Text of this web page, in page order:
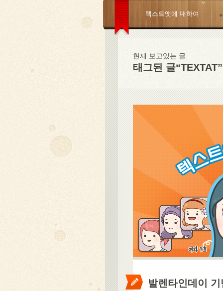
텍스트앳에 대하여
현재 보고있는 글
태그된 글“TEXTAT”
발렌타인데이